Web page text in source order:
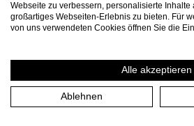
Kontakt
Presse Download
Bürozeiten im August
Webseite zu verbessern, personalisierte
großartiges Webseiten-Erlebnis zu bieten. Für
von uns verwendeten Cookies öffnen Sie die
Alle akzeptieren
Ablehnen